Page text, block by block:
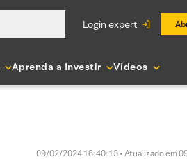
login expert
Aprenda a Investir Vídeos
09/02/2024 16:40:13 • Atualizado em